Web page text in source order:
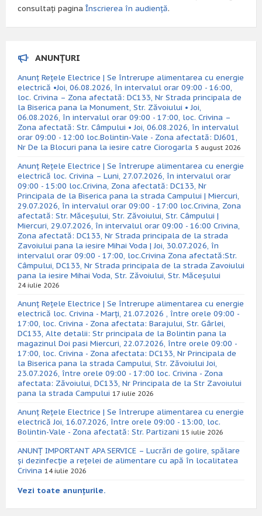
consultați pagina Înscrierea în audiență.
ANUNȚURI
Anunț Rețele Electrice | Se întrerupe alimentarea cu energie
electrică •Joi, 06.08.2026, în intervalul orar 09:00 - 16:00,
loc. Crivina – Zona afectată: DC133, Nr Strada principala de
la Biserica pana la Monument, Str. Zăvoiului • Joi,
06.08.2026, în intervalul orar 09:00 - 17:00, loc. Crivina –
Zona afectată: Str. Câmpului • Joi, 06.08.2026, în intervalul
orar 09:00 - 12:00 loc.Bolintin-Vale - Zona afectată: DJ601,
Nr De la Blocuri pana la iesire catre Ciorogarla 5 august 2026
Anunț Rețele Electrice | Se întrerupe alimentarea cu energie
electrică loc. Crivina – Luni, 27.07.2026, în intervalul orar
09:00 - 15:00 loc.Crivina, Zona afectată: DC133, Nr
Principala de la Biserica pana la strada Campului | Miercuri,
29.07.2026, în intervalul orar 09:00 - 17:00 loc.Crivina, Zona
afectată: Str. Măceșului, Str. Zăvoiului, Str. Câmpului |
Miercuri, 29.07.2026, în intervalul orar 09:00 - 16:00 Crivina,
Zona afectată: DC133, Nr Strada principala de la strada
Zavoiului pana la iesire Mihai Voda | Joi, 30.07.2026, în
intervalul orar 09:00 - 17:00, loc.Crivina Zona afectată:Str.
Câmpului, DC133, Nr Strada principala de la strada Zavoiului
pana la iesire Mihai Voda, Str. Zăvoiului, Str. Măceșului
24 iulie 2026
Anunț Rețele Electrice | Se întrerupe alimentarea cu energie
electrică loc. Crivina - Marți, 21.07.2026 , între orele 09:00 -
17:00, loc. Crivina - Zona afectata: Barajului, Str. Gârlei,
DC133, Alte detalii: Str principala de la Bolintin pana la
magazinul Doi pasi Miercuri, 22.07.2026, între orele 09:00 -
17:00, loc. Crivina - Zona afectata: DC133, Nr Principala de
la Biserica pana la strada Campului, Str. Zăvoiului Joi,
23.07.2026, între orele 09:00 - 17:00 loc. Crivina - Zona
afectata: Zăvoiului, DC133, Nr Principala de la Str Zavoiului
pana la strada Campului 17 iulie 2026
Anunț Rețele Electrice | Se întrerupe alimentarea cu energie
electrică Joi, 16.07.2026, între orele 09:00 - 13:00, loc.
Bolintin-Vale - Zona afectată: Str. Partizani 15 iulie 2026
ANUNȚ IMPORTANT APA SERVICE – Lucrări de golire, spălare
și dezinfecție a rețelei de alimentare cu apă în localitatea
Crivina 14 iulie 2026
Vezi toate anunțurile.